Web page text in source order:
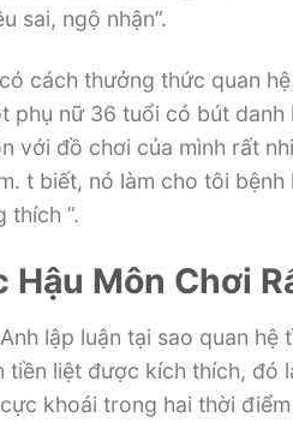
sai, ngộ nhận”.
cách thưởng thức quan
phụ nữ 36 tuổi có bút
với đồ chơi của mình rất
t biết, nó làm cho tôi
thích ”.
Hậu Môn Chơi
lập luận tại sao quan
tiền liệt được kích thích, đó
khoái trong hai thời